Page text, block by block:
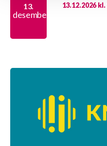
13.
desember
13.12.2026 kl.